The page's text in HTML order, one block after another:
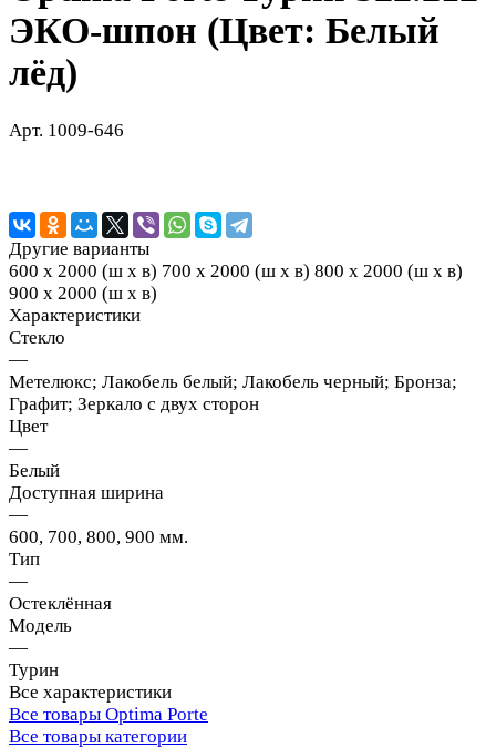
ЭКО-шпон (Цвет: Белый
лёд)
Арт. 1009-646
Другие варианты
600 х 2000 (ш х в) 700 х 2000 (ш х в) 800 х 2000 (ш х в)
900 х 2000 (ш х в)
Характеристики
Стекло
—
Метелюкс; Лакобель белый; Лакобель черный; Бронза;
Графит; Зеркало с двух сторон
Цвет
—
Белый
Доступная ширина
—
600, 700, 800, 900 мм.
Тип
—
Остеклённая
Модель
—
Турин
Все характеристики
Все товары Optima Porte
Все товары категории